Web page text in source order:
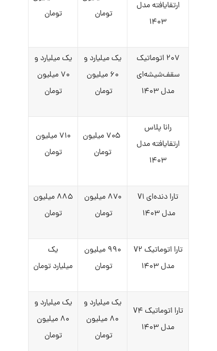
ارتقایافته مدل
۱۴۰۳
تومان
تومان
۲۰۷ اتوماتیک
سقف‌شیشه‌ای
مدل ۱۴۰۳
یک میلیارد و
۶۰ میلیون
تومان
یک میلیارد و
۷۰ میلیون
تومان
رانا پلاس
ارتقایافته مدل
۱۴۰۳
۷۰۵ میلیون
تومان
۷۱۰ میلیون
تومان
تارا دنده‌ای V۱
مدل ۱۴۰۳
۸۷۰ میلیون
تومان
۸۸۵ میلیون
تومان
تارا اتوماتیک V۲
مدل ۱۴۰۳
۹۹۰ میلیون
تومان
یک
میلیارد تومان
تارا اتوماتیک V۴
مدل ۱۴۰۳
یک میلیارد و
۸۰ میلیون
تومان
یک میلیارد و
۸۰ میلیون
تومان